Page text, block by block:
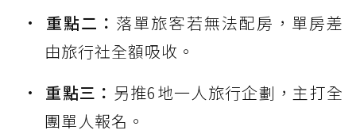
重點二： 落單旅客若無法配房，單房差
由旅行社全額吸收。
重點三： 另推6地一人旅行企劃，主打全
團單人報名。